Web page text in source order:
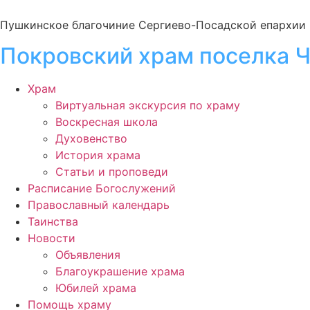
Пушкинское благочиние Сергиево-Посадской епархии
Покровский храм поселка
Храм
Виртуальная экскурсия по храму
Воскресная школа
Духовенство
История храма
Статьи и проповеди
Расписание Богослужений
Православный календарь
Таинства
Новости
Объявления
Благоукрашение храма
Юбилей храма
Помощь храму